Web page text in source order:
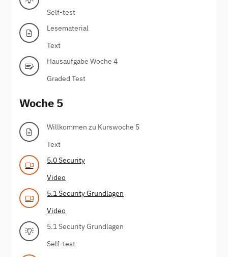
Self-test
Lesematerial
Text
Hausaufgabe Woche 4
Graded Test
Woche 5
Willkommen zu Kurswoche 5
Text
5.0 Security
Video
5.1 Security Grundlagen
Video
5.1 Security Grundlagen
Self-test